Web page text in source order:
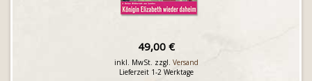
49,00 €
inkl. MwSt. zzgl. Versand
Lieferzeit 1-2 Werktage